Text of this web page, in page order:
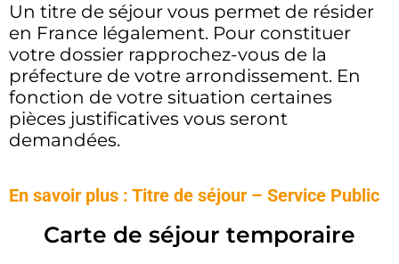
Un titre de séjour vous permet de résider
en France légalement. Pour constituer
votre dossier rapprochez-vous de la
préfecture de votre arrondissement. En
fonction de votre situation certaines
pièces justificatives vous seront
demandées.
En savoir plus : Titre de séjour – Service Public
Carte de séjour temporaire